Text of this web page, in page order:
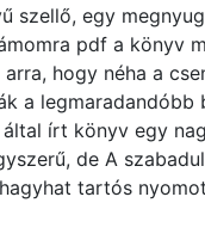
szellő, egy
pdf a könyv
hogy néha a
a legmaradandóbb
által írt könyv egy
de A
tartós